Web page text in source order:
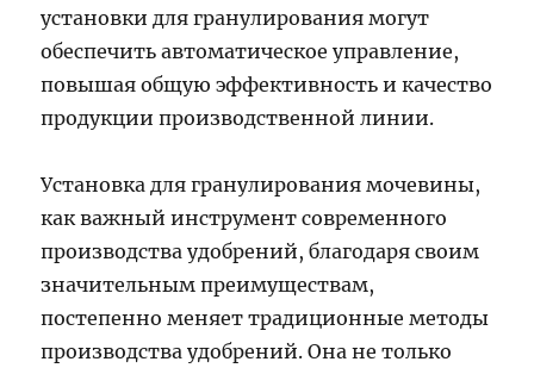
установки для гранулирования могут
обеспечить автоматическое управление,
повышая общую эффективность и качество
продукции производственной линии.
Установка для гранулирования мочевины,
как важный инструмент современного
производства удобрений, благодаря своим
значительным преимуществам,
постепенно меняет традиционные методы
производства удобрений. Она не только